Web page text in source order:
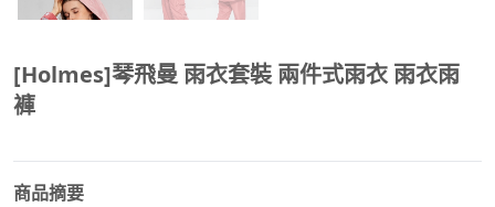
[Holmes]琴飛曼 雨衣套裝 兩件式雨衣 雨衣雨
褲
商品摘要